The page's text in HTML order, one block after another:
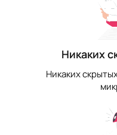
Никаких
Никаких